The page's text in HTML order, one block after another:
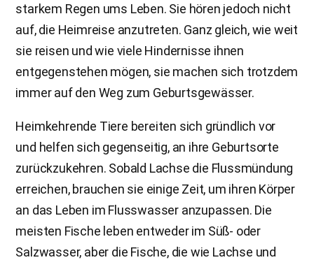
starkem Regen ums Leben. Sie hören jedoch nicht
auf, die Heimreise anzutreten. Ganz gleich, wie weit
sie reisen und wie viele Hindernisse ihnen
entgegenstehen mögen, sie machen sich trotzdem
immer auf den Weg zum Geburtsgewässer.
Heimkehrende Tiere bereiten sich gründlich vor
und helfen sich gegenseitig, an ihre Geburtsorte
zurückzukehren. Sobald Lachse die Flussmündung
erreichen, brauchen sie einige Zeit, um ihren Körper
an das Leben im Flusswasser anzupassen. Die
meisten Fische leben entweder im Süß- oder
Salzwasser, aber die Fische, die wie Lachse und